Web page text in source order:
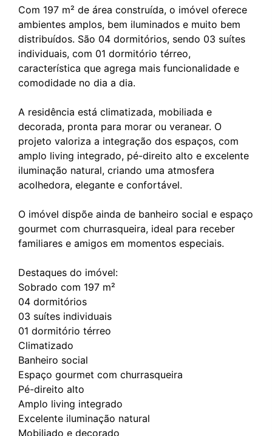
Com 197 m² de área construída, o imóvel oferece
ambientes amplos, bem iluminados e muito bem
distribuídos. São 04 dormitórios, sendo 03 suítes
individuais, com 01 dormitório térreo,
característica que agrega mais funcionalidade e
comodidade no dia a dia.
A residência está climatizada, mobiliada e
decorada, pronta para morar ou veranear. O
projeto valoriza a integração dos espaços, com
amplo living integrado, pé-direito alto e excelente
iluminação natural, criando uma atmosfera
acolhedora, elegante e confortável.
O imóvel dispõe ainda de banheiro social e espaço
gourmet com churrasqueira, ideal para receber
familiares e amigos em momentos especiais.
Destaques do imóvel:
Sobrado com 197 m²
04 dormitórios
03 suítes individuais
01 dormitório térreo
Climatizado
Banheiro social
Espaço gourmet com churrasqueira
Pé-direito alto
Amplo living integrado
Excelente iluminação natural